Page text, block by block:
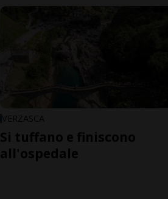
VERZASCA
Si tuffano e finiscono
all'ospedale